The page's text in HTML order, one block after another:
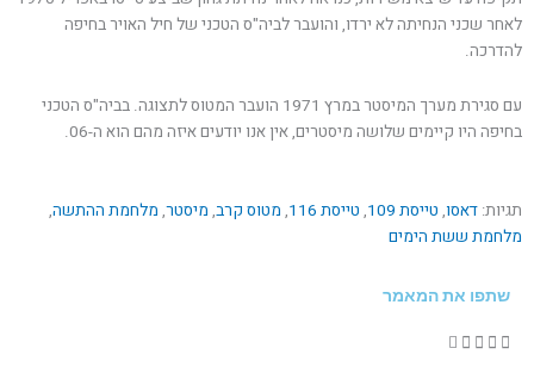
לאחר שכני הנחיתה לא ירדו, והועבר לביה"ס הטכני של חיל האויר בחיפה
להדרכה.
עם סגירת מערך המיסטר במרץ 1971 הועבר המטוס לתצוגה. בביה"ס הטכני
בחיפה היו קיימים שלושה מיסטרים, אין אנו יודעים איזה מהם הוא ה-06.
תגיות: דאסו, טייסת 109 , טייסת 116 , מטוס קרב, מיסטר, מלחמת ההתשה,
מלחמת ששת הימים
שתפו את המאמר